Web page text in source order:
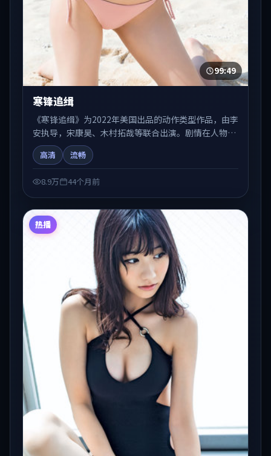
99:49
寒锋追缉
《寒锋追缉》为2022年美国出品的动作类型作品，由李
安执导，宋康昊、木村拓哉等联合出演。剧情在人物弧
光与节奏推进中展开，兼具叙事张力与视听质感。可与
站内国产剧、电影、综艺片单交叉检索，便于「国产在
高清 流畅
8.9万 44个月前
热播